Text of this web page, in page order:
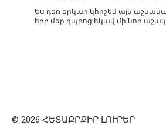
Ես դեռ երկար կհիշեմ այն
երբ մեր դպրոց եկավ մի նոր
© 2026 ՀԵՏԱՔՐՔԻՐ ԼՈՒՐԵՐ